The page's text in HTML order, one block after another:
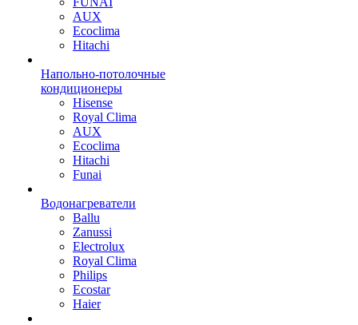
AUX
Ecoclima
Hitachi
Напольно-потолочные
кондиционеры
Hisense
Royal Clima
AUX
Ecoclima
Hitachi
Funai
Водонагреватели
Ballu
Zanussi
Electrolux
Royal Clima
Philips
Ecostar
Haier